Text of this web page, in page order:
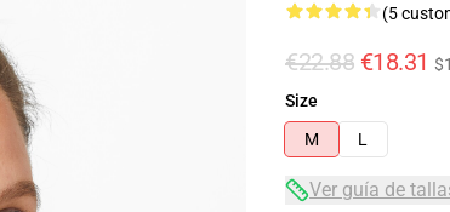
(5
€22.88 €18.31
Size
M
L
Ver guía de